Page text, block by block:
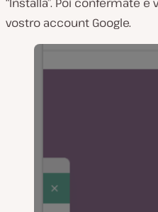
vostro account Google.